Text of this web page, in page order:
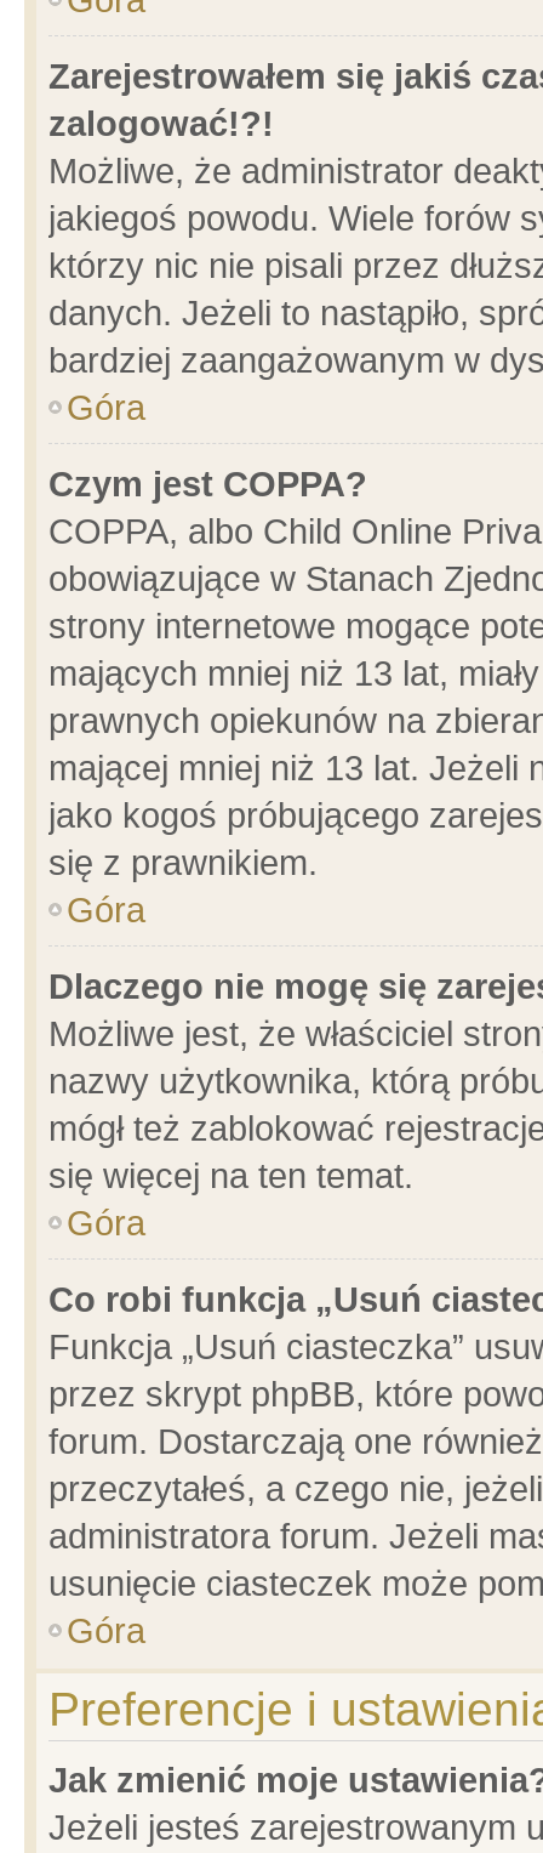
Zarejestrowałem się jakiś
zalogować!?!
Możliwe, że administrator
jakiegoś powodu. Wiele forów
którzy nic nie pisali przez
danych. Jeżeli to nastąpiło,
bardziej zaangażowanym w
Góra
Czym jest COPPA?
COPPA, albo Child Online
obowiązujące w Stanach
strony internetowe mogące
mających mniej niż 13 lat,
prawnych opiekunów na
mającej mniej niż 13 lat. Jeżeli
jako kogoś próbującego
się z prawnikiem.
Góra
Dlaczego nie mogę się
Możliwe jest, że właściciel
nazwy użytkownika, którą
mógł też zablokować
się więcej na ten temat.
Góra
Co robi funkcja „Usuń
Funkcja „Usuń ciasteczka”
przez skrypt phpBB, które
forum. Dostarczają one
przeczytałeś, a czego nie,
administratora forum. Jeżeli
usunięcie ciasteczek może
Góra
Preferencje i
Jak zmienić moje
Jeżeli jesteś zarejestrowanym